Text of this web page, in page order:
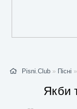
Pisni.Club » Пісні »
Якби